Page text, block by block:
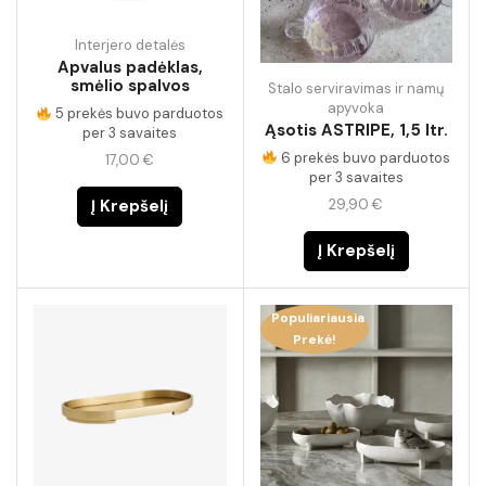
Interjero detalės
Apvalus padėklas,
smėlio spalvos
5 prekės buvo parduotos
per 3 savaites
17,00€
Į Krepšelį
Stalo serviravimas ir namų
apyvoka
Ąsotis ASTRIPE, 1,5 ltr.
6 prekės buvo parduotos
per 3 savaites
29,90€
Į Krepšelį
Populiariausia
Prekė!